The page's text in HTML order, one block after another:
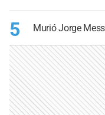
5 Murió Jorge